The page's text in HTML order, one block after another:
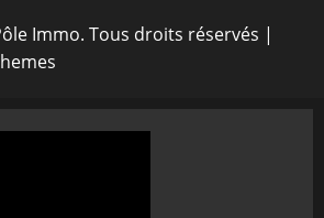
Immo. Tous droits réservés |